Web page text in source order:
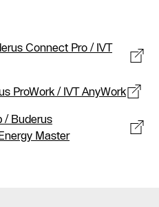
Connect Pro / IVT
ProWork / IVT AnyWork
/ Buderus
Master